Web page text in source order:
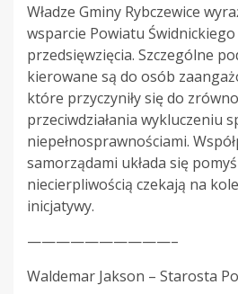
Władze Gminy Rybczewice
wsparcie Powiatu
przedsięwzięcia. Szczególne
kierowane są do osób
które przyczyniły się do
przeciwdziałania wykluczeniu
niepełnosprawnościami.
samorządami układa się
niecierpliwością czekają na
inicjatywy.
——————————–
Waldemar Jakson – Starosta